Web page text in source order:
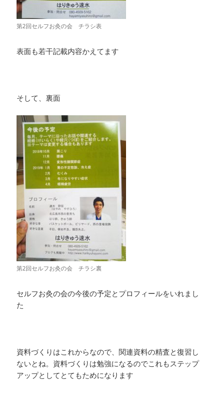
第2回セルフお灸の会 チラシ表
表面も若干記載内容かえてます
そして、裏面
第2回セルフお灸の会 チラシ裏
セルフお灸の会の今後の予定とプロフィールをいれまし
た
資料づくりはこれからなので、関連資料の精査と復習し
ないとね。資料づくりは勉強になるのでこれもステップ
アップとしてとてもためになります